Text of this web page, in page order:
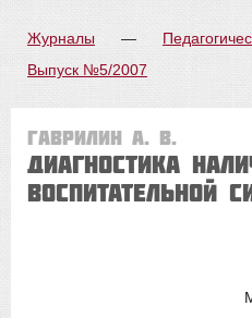
Журналы —
Выпуск №5/2007
Гаврилин А. В.
Диагностика
воспитательной